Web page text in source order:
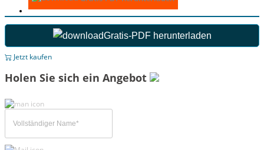
Gratis-PDF herunterladen
Jetzt kaufen
Holen Sie sich ein Angebot